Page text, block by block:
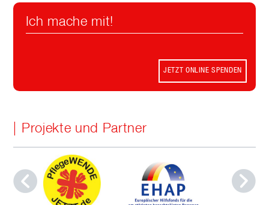
Ich mache mit!
JETZT ONLINE SPENDEN
Projekte und Partner